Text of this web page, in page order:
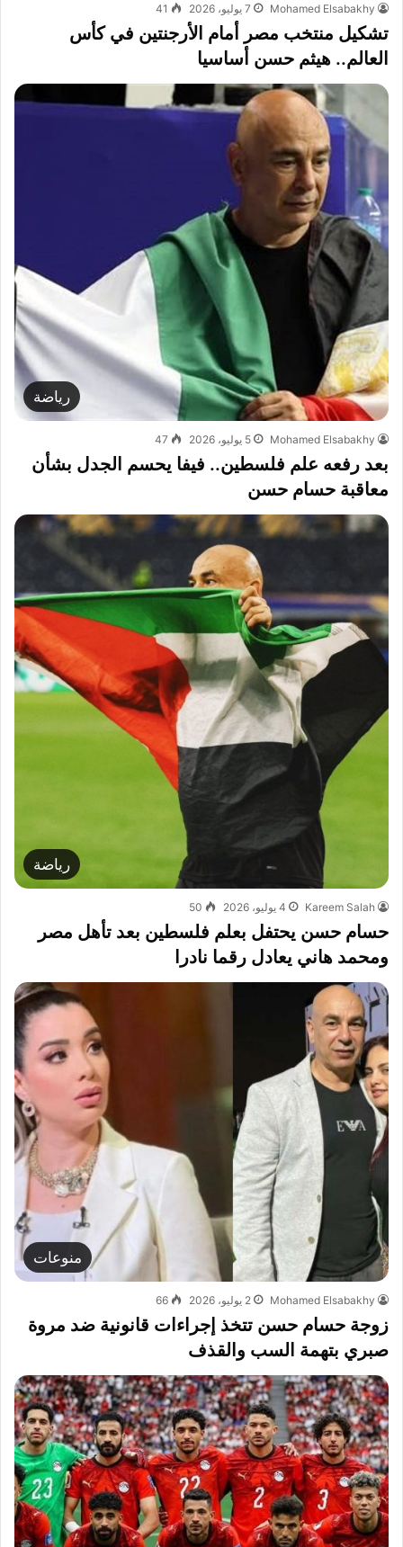
Mohamed Elsabakhy 7 يوليو، 2026 41
تشكيل منتخب مصر أمام الأرجنتين في كأس
العالم.. هيثم حسن أساسيا
رياضة
Mohamed Elsabakhy 5 يوليو، 2026 47
بعد رفعه علم فلسطين.. فيفا يحسم الجدل بشأن
معاقبة حسام حسن
رياضة
Kareem Salah 4 يوليو، 2026 50
حسام حسن يحتفل بعلم فلسطين بعد تأهل مصر
ومحمد هاني يعادل رقما نادرا
منوعات
Mohamed Elsabakhy 2 يوليو، 2026 66
زوجة حسام حسن تتخذ إجراءات قانونية ضد مروة
صبري بتهمة السب والقذف